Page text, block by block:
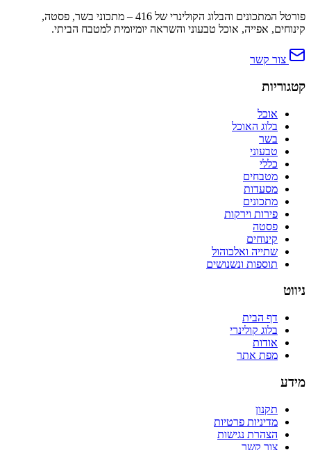
פורטל המתכונים והבלוג הקולינרי של 416 – מתכוני בשר, פסטה,
קינוחים, אפייה, אוכל טבעוני והשראה יומיומית למטבח הביתי.
צור קשר
קטגוריות
אוכל
בלוג האוכל
בשר
טבעוני
כללי
מטבחים
מסעדות
מתכונים
פירות וירקות
פסטה
קינוחים
שתייה ואלכוהול
תוספות ונשנושים
ניווט
דף הבית
בלוג קולינרי
אודות
מפת אתר
מידע
תקנון
מדיניות פרטיות
הצהרת נגישות
צור קשר